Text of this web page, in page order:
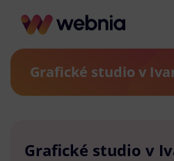
Grafické studio v
Grafické studio v